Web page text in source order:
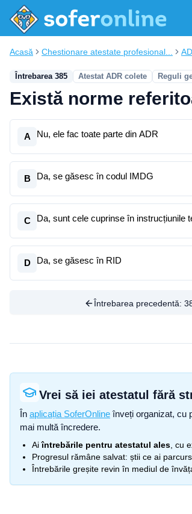
Acasă Chestionare atestate profesional...
Întrebarea 385 Atestat ADR colete Reguli
Există norme
A Nu, ele fac toate parte din ADR
B Da, se găsesc în codul IMDG
C Da, sunt cele cuprinse în instrucțiunile
D Da, se găsesc în RID
Întrebarea precedentă:
Vrei să iei atestatul fără
În aplicația SoferOnline înveți organizat, cu
mai multă încredere.
Aiîntrebările pentru atestatul ales , cu
Progresul rămâne salvat: știi ce ai
Întrebările greșite revin în mediul de